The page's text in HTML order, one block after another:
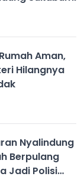
Aman,
Hilangnya
Nyalindung
Berpulang
Jadi Polisi